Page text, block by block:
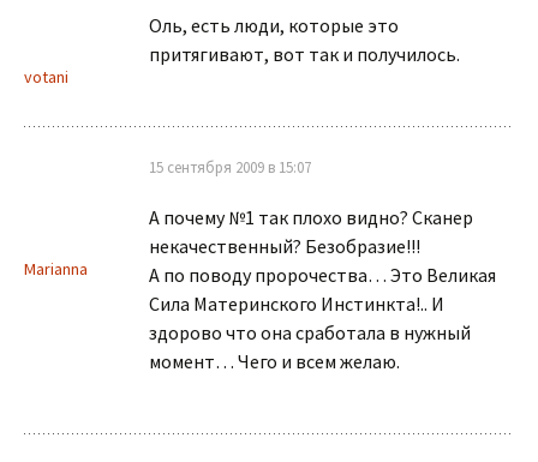
votani
Оль, есть люди, которые это
притягивают, вот так и получилось.
Marianna
15 сентября 2009 в 15:07
А почему №1 так плохо видно? Сканер
некачественный? Безобразие!!!
А по поводу пророчества… Это Великая
Сила Материнского Инстинкта!.. И
здорово что она сработала в нужный
момент… Чего и всем желаю.